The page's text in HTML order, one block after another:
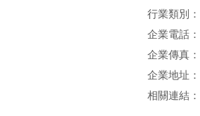
行業類別：
企業電話：
企業傳真：
企業地址：
相關連結：